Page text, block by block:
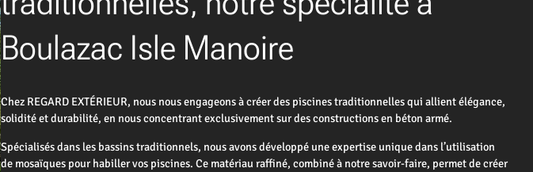
Boulazac Isle Manoire
Chez REGARD EXTÉRIEUR, nous nous engageons à créer des piscines traditionnelles qui allient élégance,
solidité et durabilité, en nous concentrant exclusivement sur des constructions en béton armé.
Spécialisés dans les bassins traditionnels, nous avons développé une expertise unique dans l’utilisation
de mosaïques pour habiller vos piscines. Ce matériau raffiné, combiné à notre savoir-faire, permet de créer